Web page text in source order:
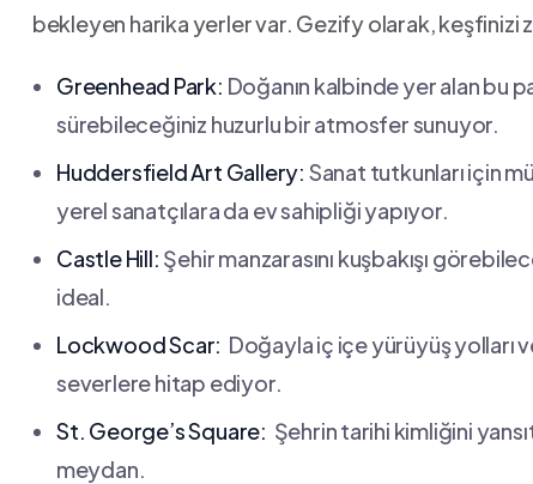
⁢bekleyen harika ​yerler var. Gezify olarak,​ keşfinizi
Greenhead⁢ Park: Doğanın⁤ kalbinde yer alan bu
sürebileceğiniz huzurlu bir atmosfer ‌sunuyor.
Huddersfield​ Art Gallery: Sanat tutkunları için
yerel sanatçılara da ev sahipliği yapıyor.
Castle Hill: Şehir manzarasını kuşbakışı
ideal.
Lockwood Scar:
Doğayla iç içe yürüyüş ⁣yolları
severlere hitap ediyor.
St. George’s Square:
Şehrin ⁣tarihi kimliğini
⁤meydan.